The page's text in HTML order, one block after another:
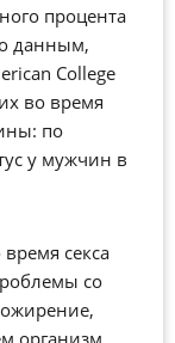
процента
данным,
College
во время
по
у мужчин в
секса
со
организм